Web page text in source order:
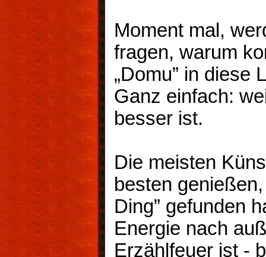
Moment mal,
fragen, warum
„Domu” in diese
Ganz einfach:
besser ist.
Die meisten
besten
Ding” gefunden
Energie nach
Erzählfeuer ist -